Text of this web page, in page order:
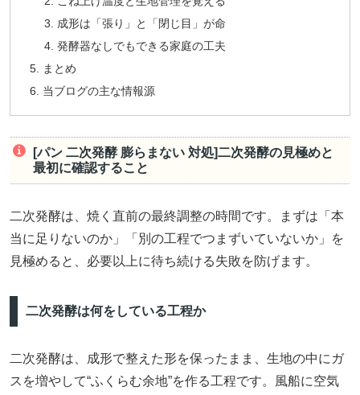
成形は「張り」と「閉じ目」が命
発酵器なしでもできる家庭の工夫
まとめ
当ブログの主な情報源
[パン 二次発酵 膨らまない 対処]二次発酵の見極めと
最初に確認すること
二次発酵は、焼く直前の最終調整の時間です。まずは「本
当に足りないのか」「別の工程でつまずいていないか」を
見極めると、必要以上に待ち続ける失敗を防げます。
二次発酵は何をしている工程か
二次発酵は、成形で整えた形を保ったまま、生地の中にガ
スを増やして“ふくらむ余地”を作る工程です。風船に空気